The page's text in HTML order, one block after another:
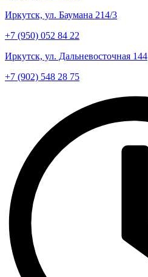
Иркутск, ул. Баумана 214/3
+7 (950) 052 84 22
Иркутск, ул. Дальневосточная 144
+7 (902) 548 28 75